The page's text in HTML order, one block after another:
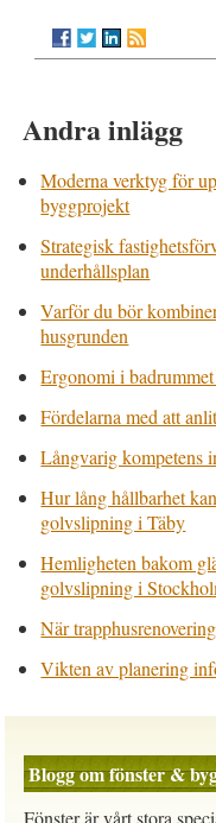
Andra inlägg
Moderna verktyg för
byggprojekt
Strategisk
underhållsplan
Varför du bör
husgrunden
Ergonomi i
Fördelarna med att
Långvarig kompetens
Hur lång hållbarhet
golvslipning i Täby
Hemligheten bakom
golvslipning i
När
Vikten av planering
Blogg om fönster &
Fönster är vårt stora